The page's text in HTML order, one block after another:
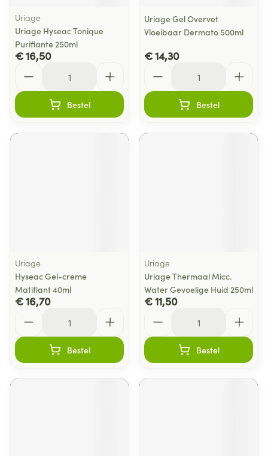
Uriage
Uriage Hyseac Tonique
Purifiante 250ml
€ 16,50
Bestel
Uriage Gel Overvet
Vloeibaar Dermato 500ml
€ 14,30
Bestel
Uriage
Hyseac Gel-creme
Matifiant 40ml
€ 16,70
Bestel
Uriage
Uriage Thermaal Micc.
Water Gevoelige Huid 250ml
€ 11,50
Bestel